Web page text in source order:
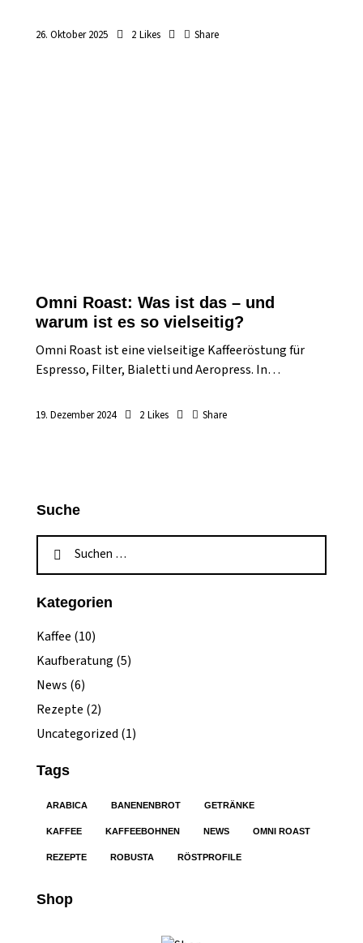
26. Oktober 2025 2 Likes Share
Omni Roast: Was ist das – und
warum ist es so vielseitig?
Omni Roast ist eine vielseitige Kaffeeröstung für
Espresso, Filter, Bialetti und Aeropress. In…
19. Dezember 2024 2 Likes Share
Suche
Kategorien
Kaffee (10)
Kaufberatung (5)
News (6)
Rezepte (2)
Uncategorized (1)
Tags
ARABICA BANENENBROT GETRÄNKE
KAFFEE KAFFEEBOHNEN NEWS OMNI ROAST
REZEPTE ROBUSTA RÖSTPROFILE
Shop